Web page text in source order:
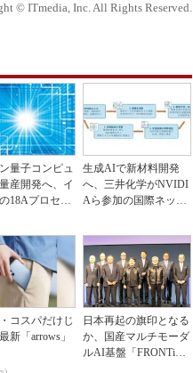
© ITmedia, Inc. All Rights Reserved.
量子コンピュ
産開発へ、イ
18Aプロセス
生成AIで新材料開発
へ、三井化学がNVIDI
Aら参加の国際ネット
コスパだけじ
新「arrows」
日本再起の旗印となる
か、国産マルチモーダ
ルAI基盤「FRONTi